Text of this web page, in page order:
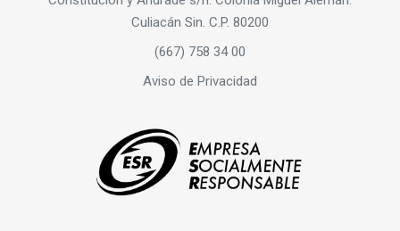
Culiacán Sin. C.P. 80200
(667) 758 34 00
Aviso de Privacidad